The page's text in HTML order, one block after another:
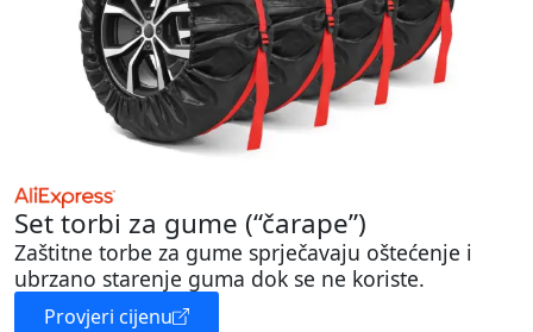
Set torbi za gume (“čarape”)
Zaštitne torbe za gume sprječavaju oštećenje i
ubrzano starenje guma dok se ne koriste.
Provjeri cijenu